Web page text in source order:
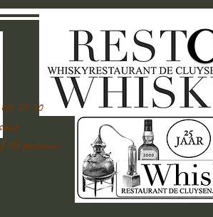
23.00
1O personen